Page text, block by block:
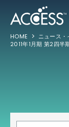
HOME
ニュース・